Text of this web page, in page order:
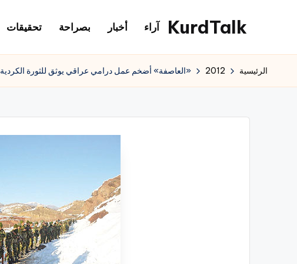
المحتوى
KurdTalk
اخبار
آراء أخبار بصراحة تحقيقات
الرئيسية 2012 «العاصفة» أضخم عمل درامي عراقي يوثق للثورة الكردية